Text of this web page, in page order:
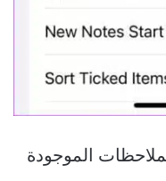
الموجودة